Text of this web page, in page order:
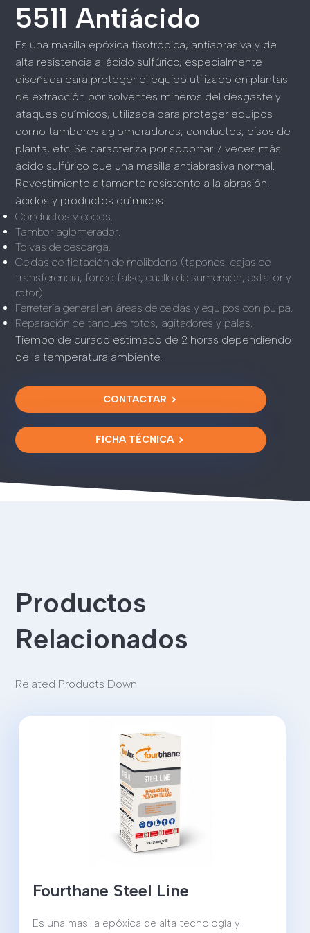
5511 Antiácido
Es una masilla epóxica tixotrópica, antiabrasiva y de
alta resistencia al ácido sulfúrico, especialmente
diseñada para proteger el equipo utilizado en plantas
de extracción por solventes mineros del desgaste y
ataques químicos, utilizada para proteger equipos
como tambores aglomeradores, conductos, pisos de
planta, etc. Se caracteriza por soportar 7 veces más
ácido sulfúrico que una masilla antiabrasiva normal.
Revestimiento altamente resistente a la abrasión,
ácidos y productos químicos:
Conductos y codos.
Tambor aglomerador.
Tolvas de descarga.
Celdas de flotación de molibdeno (tapones, cajas de
transferencia, fondo falso, cuello de sumersión, estator y
rotor)
Ferretería general en áreas de celdas y equipos con pulpa.
Reparación de tanques rotos, agitadores y palas.
Tiempo de curado estimado de 2 horas dependiendo
de la temperatura ambiente.
CONTACTAR
FICHA TÉCNICA
Productos
Relacionados
Related Products Down
Fourthane Steel Line
Es una masilla epóxica de alta tecnología y